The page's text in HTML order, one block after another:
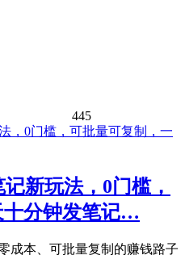
445
新玩法，0门槛，
十分钟发笔记…
成本、可批量复制的赚钱路子